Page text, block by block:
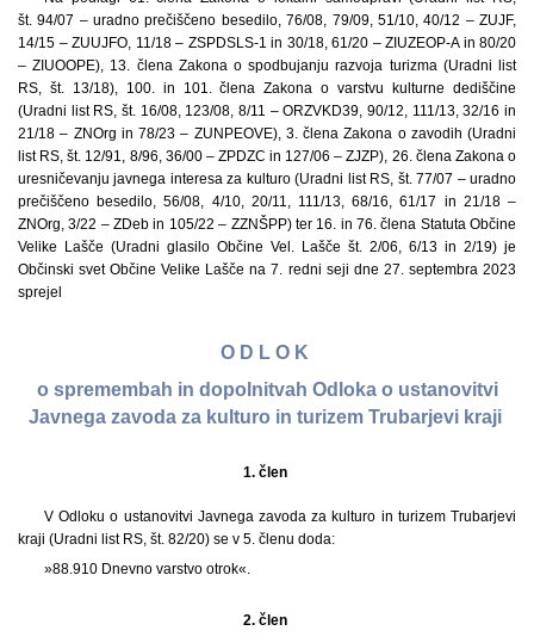
št. 94/07 – uradno prečiščeno besedilo, 76/08, 79/09, 51/10, 40/12 – ZUJF,
14/15 – ZUUJFO, 11/18 – ZSPDSLS-1 in 30/18, 61/20 – ZIUZEOP-A in 80/20
– ZIUOOPE), 13. člena Zakona o spodbujanju razvoja turizma (Uradni list
RS, št. 13/18), 100. in 101. člena Zakona o varstvu kulturne dediščine
(Uradni list RS, št. 16/08, 123/08, 8/11 – ORZVKD39, 90/12, 111/13, 32/16 in
21/18 – ZNOrg in 78/23 – ZUNPEOVE), 3. člena Zakona o zavodih (Uradni
list RS, št. 12/91, 8/96, 36/00 – ZPDZC in 127/06 – ZJZP), 26. člena Zakona o
uresničevanju javnega interesa za kulturo (Uradni list RS, št. 77/07 – uradno
prečiščeno besedilo, 56/08, 4/10, 20/11, 111/13, 68/16, 61/17 in 21/18 –
ZNOrg, 3/22 – ZDeb in 105/22 – ZZNŠPP) ter 16. in 76. člena Statuta Občine
Velike Lašče (Uradni glasilo Občine Vel. Lašče št. 2/06, 6/13 in 2/19) je
Občinski svet Občine Velike Lašče na 7. redni seji dne 27. septembra 2023
sprejel
O D L O K
o spremembah in dopolnitvah Odloka o ustanovitvi
Javnega zavoda za kulturo in turizem Trubarjevi kraji
1. člen
V Odloku o ustanovitvi Javnega zavoda za kulturo in turizem Trubarjevi
kraji (Uradni list RS, št. 82/20) se v 5. členu doda:
»88.910 Dnevno varstvo otrok«.
2. člen